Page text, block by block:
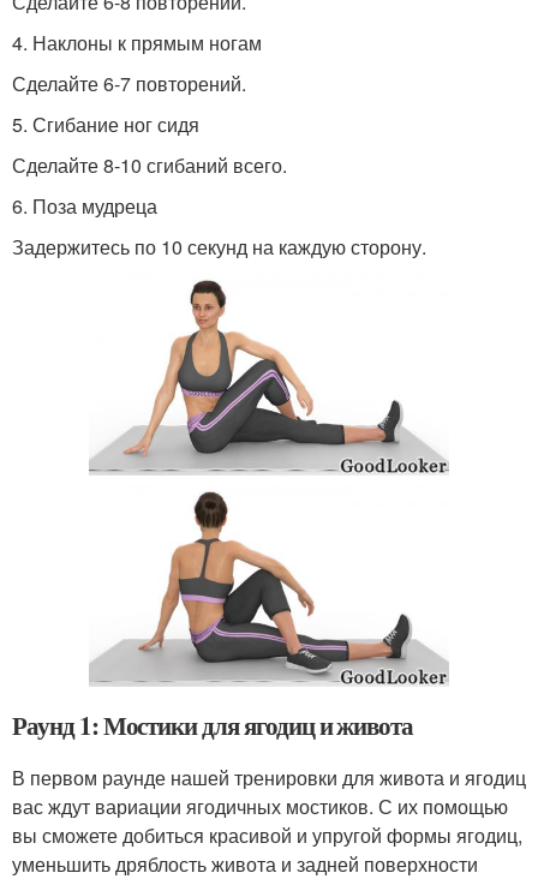
4. Наклоны к прямым ногам
Сделайте 6-7 повторений.
5. Сгибание ног сидя
Сделайте 8-10 сгибаний всего.
6. Поза мудреца
Задержитесь по 10 секунд на каждую сторону.
Раунд 1: Мостики для ягодиц и живота
В первом раунде нашей тренировки для живота и ягодиц
вас ждут вариации ягодичных мостиков. С их помощью
вы сможете добиться красивой и упругой формы ягодиц,
уменьшить дряблость живота и задней поверхности